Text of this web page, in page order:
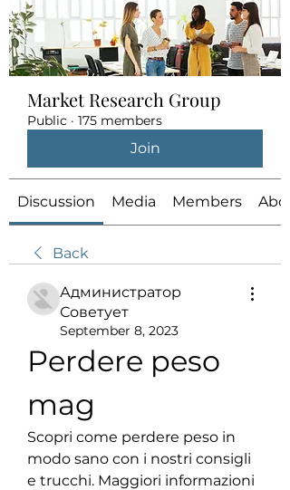
Market Research Group
Public · 175 members
Join
Discussion Media Members
Back
Администратор
Советует
September 8, 2023
Perdere peso
mag
Scopri come perdere peso in
modo sano con i nostri consigli
e trucchi. Maggiori informazioni